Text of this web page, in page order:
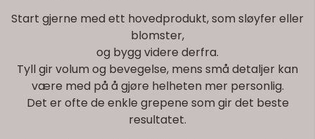
Start gjerne med ett hovedprodukt, som sløyfer eller
blomster,
og bygg videre derfra.
Tyll gir volum og bevegelse, mens små detaljer kan
være med på å gjøre helheten mer personlig.
Det er ofte de enkle grepene som gir det beste
resultatet.